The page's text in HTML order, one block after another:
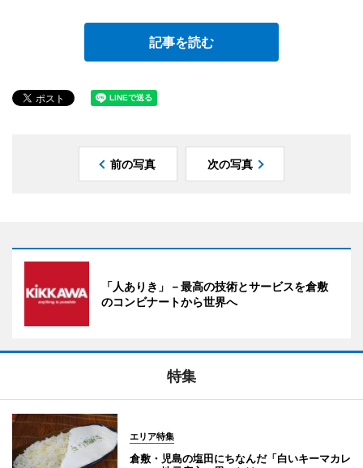
記事を読む
前の写真 次の写真
「人ありき」－最高の技術とサービスを倉敷
のコンビナートから世界へ
特集
エリア特集
倉敷・児島の塩田にちなんだ「白いキーマカレ